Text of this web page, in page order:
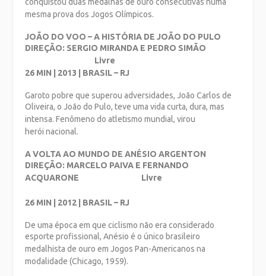
mesma prova dos Jogos Olímpicos.
JOÃO DO VOO – A HISTÓRIA DE JOÃO DO PULO
DIREÇÃO: SERGIO MIRANDA E PEDRO SIMÃO
Livre
26 MIN | 2013 | BRASIL – RJ
Garoto pobre que superou adversidades, João Carlos de
Oliveira, o João do Pulo, teveuma vida curta, dura, mas
intensa. Fenômeno do atletismo mundial, virou
heróinacional.
A VOLTA AO MUNDO DE ANÉSIO ARGENTON
DIREÇÃO: MARCELO PAIVA E FERNANDO
ACQUARONE Livre
26 MIN | 2012 | BRASIL – RJ
De uma época em que ciclismo não era considerado
esporte profissional, Anésio é oúnico brasileiro
medalhista de ouro em Jogos Pan-Americanos na
modalidade(Chicago, 1959).